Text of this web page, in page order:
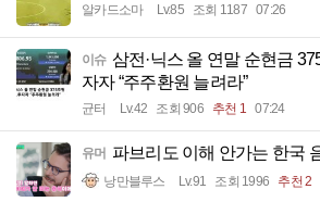
알카드소마 Lv.85 조회 1187 07:26
이슈 삼전·닉스 올 연말 순현금
자자 “주주환원 늘려라”
균터 Lv.42 조회 906 추천 1 07:24
유머 파브리도 이해 안가는 한국
낭만블루스 Lv.91 조회 1996 추천 2